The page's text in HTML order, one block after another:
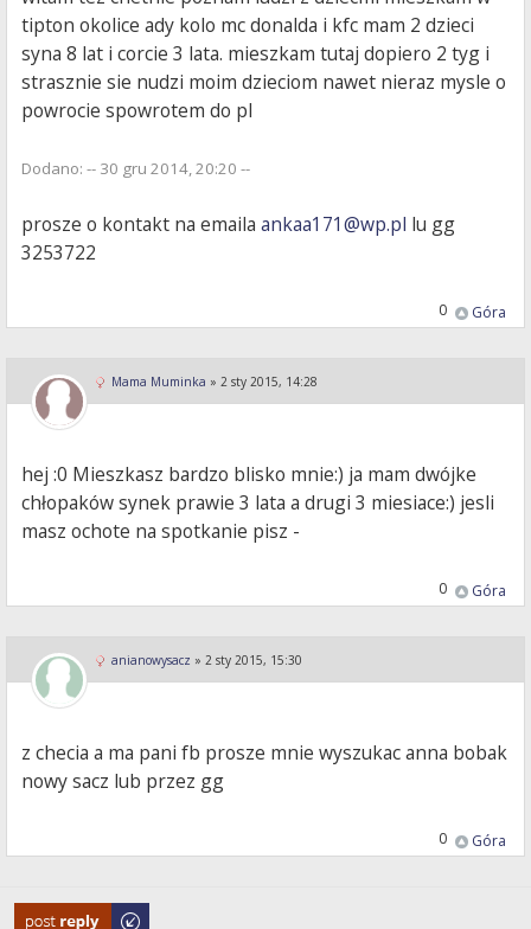
tipton okolice ady kolo mc donalda i kfc mam 2 dzieci
syna 8 lat i corcie 3 lata. mieszkam tutaj dopiero 2 tyg i
strasznie sie nudzi moim dzieciom nawet nieraz mysle o
powrocie spowrotem do pl
Dodano: -- 30 gru 2014, 20:20 --
prosze o kontakt na emailaankaa171@wp.pl lu gg
3253722
Góra
0
Mama Muminka » 2 sty 2015, 14:28
hej :0 Mieszkasz bardzo blisko mnie:) ja mam dwójke
chłopaków synek prawie 3 lata a drugi 3 miesiace:) jesli
masz ochote na spotkanie pisz -
Góra
0
anianowysacz » 2 sty 2015, 15:30
z checia a ma pani fb prosze mnie wyszukac anna bobak
nowy sacz lub przez gg
Góra
0
Odpowiedz